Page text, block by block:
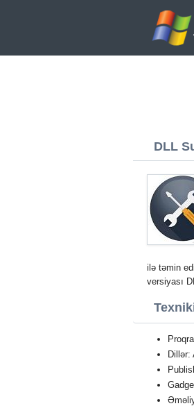
DLL
ilə təmin
versiyası
Dillər: